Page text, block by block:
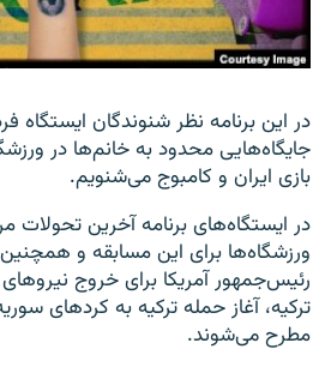
زبان‌های دیگر
در این برنامه نظر شنوندگان ایستگاه
جایگا‌‌ه‌هایی محدود به خانم‌ها در
بازی ایران و کامبوج می‌شنویم.
در ایستگاه‌های برنامه آخرین تحولات
ورزشگاه‌ها برای این مسابقه و
رئیس‌جمهور آمریکا برای خروج
ترکیه، آغاز حمله ترکیه به کردهای
مطرح می‌شوند.